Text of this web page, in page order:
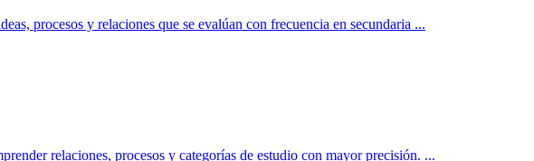
procesos y relaciones que se evalúan con frecuencia en secundaria ...
relaciones, procesos y categorías de estudio con mayor precisión. ...